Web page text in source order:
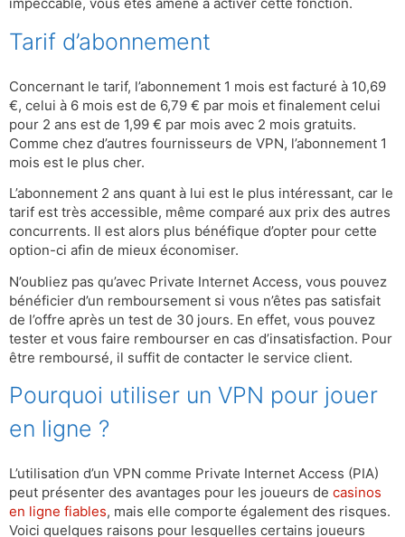
Tarif d’abonnement
Concernant le tarif, l’abonnement 1 mois est facturé à 10,69
€, celui à 6 mois est de 6,79 € par mois et finalement celui
pour 2 ans est de 1,99 € par mois avec 2 mois gratuits.
Comme chez d’autres fournisseurs de VPN, l’abonnement 1
mois est le plus cher.
L’abonnement 2 ans quant à lui est le plus intéressant, car le
tarif est très accessible, même comparé aux prix des autres
concurrents. Il est alors plus bénéfique d’opter pour cette
option-ci afin de mieux économiser.
N’oubliez pas qu’avec Private Internet Access, vous pouvez
bénéficier d’un remboursement si vous n’êtes pas satisfait
de l’offre après un test de 30 jours. En effet, vous pouvez
tester et vous faire rembourser en cas d’insatisfaction. Pour
être remboursé, il suffit de contacter le service client.
Pourquoi utiliser un VPN pour jouer
en ligne ?
L’utilisation d’un VPN comme Private Internet Access (PIA)
peut présenter des avantages pour les joueurs de casinos
en ligne fiables, mais elle comporte également des risques.
Voici quelques raisons pour lesquelles certains joueurs